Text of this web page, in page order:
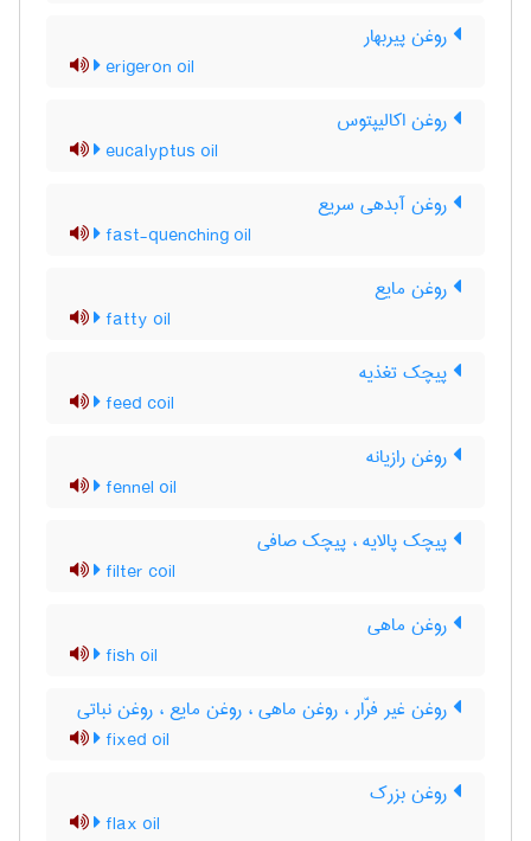
روغن پیربهار
erigeron oil
روغن اکالیپتوس
eucalyptus oil
روغن آبدهی سریع
fast-quenching oil
روغن مایع
fatty oil
پیچک تغذیه
feed coil
روغن رازیانه
fennel oil
پیچک پالایه ، پیچک صافی
filter coil
روغن ماهی
fish oil
روغن غیر فرّار ، روغن ماهی ، روغن مایع ، روغن نباتی
fixed oil
روغن بزرک
flax oil